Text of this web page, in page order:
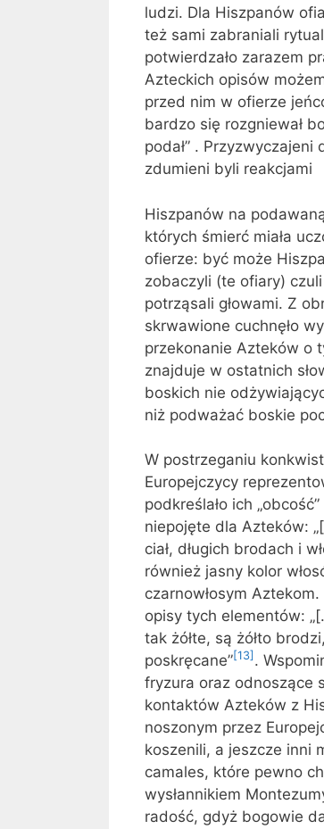
ludzi. Dla Hiszpanów
też sami zabraniali
potwierdzało zarazem
Azteckich opisów
przed nim w ofierze
bardzo się rozgniewał
podał” .
zdumieni byli reakcjami
Hiszpanów na
których śmierć miała
ofierze: być może
zobaczyli (te ofiary)
potrząsali głowami. Z
skrwawione cuchnęło
przekonanie Azteków o
znajduje w ostatnich
boskich nie
niż podważać boskie
W postrzeganiu
Europejczycy
podkreślało ich
niepojęte dla Azteków:
ciał, długich brodach i
również jasny kolor
czarnowłosym
opisy tych elementów:
tak żółte, są żółto
poskręcane”[13] .
fryzura oraz odnoszące
kontaktów Azteków z
noszonym przez
koszenili, a jeszcze inni
camales, które pewno
wysłannikiem
radość, gdyż bogowie